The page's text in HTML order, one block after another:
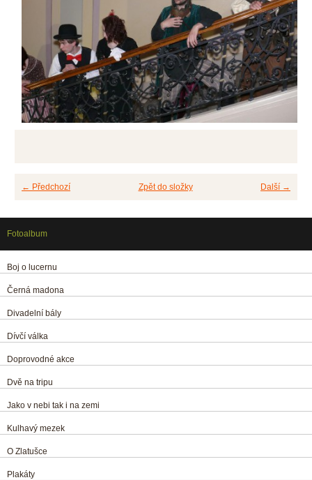
← Předchozí Další →
Zpět do složky
Fotoalbum
Boj o lucernu
Černá madona
Divadelní bály
Dívčí válka
Doprovodné akce
Dvě na tripu
Jako v nebi tak i na zemi
Kulhavý mezek
O Zlatušce
Plakáty